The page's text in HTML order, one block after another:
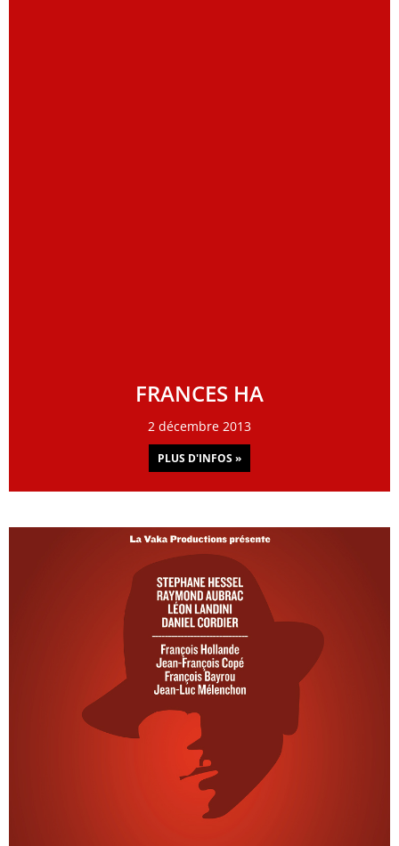
FRANCES HA
2 décembre 2013
PLUS D'INFOS »